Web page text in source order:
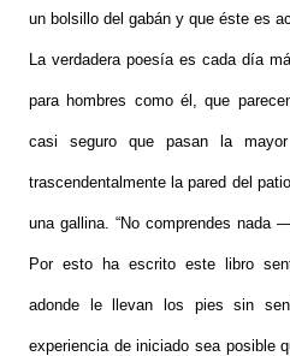
un bolsillo del gabán y que éste es
La verdadera poesía es cada día
para hombres como él, que
casi seguro que pasan la
trascendentalmente la pared del
una gallina. “No comprendes nada
Por esto ha escrito este libro
adonde le llevan los pies sin
experiencia de iniciado sea posible